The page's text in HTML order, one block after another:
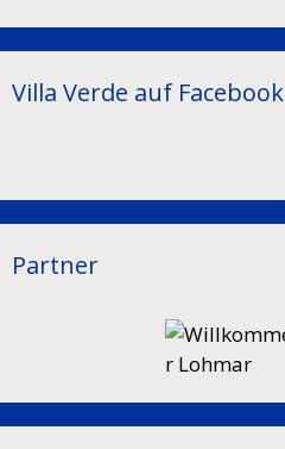
Villa Verde auf Facebook
Partner